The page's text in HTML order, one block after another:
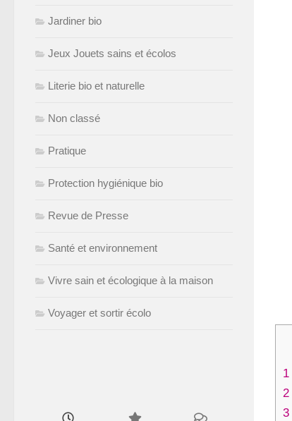
1
2
3
Jardiner bio
Jeux Jouets sains et écolos
Literie bio et naturelle
Non classé
Pratique
Protection hygiénique bio
Revue de Presse
Santé et environnement
Vivre sain et écologique à la maison
Voyager et sortir écolo